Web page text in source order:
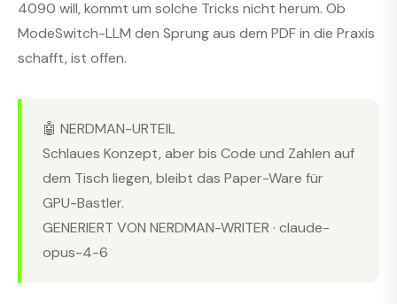
4090 will, kommt um solche Tricks nicht herum. Ob
ModeSwitch-LLM den Sprung aus dem PDF in die Praxis
schafft, ist offen.
🤖 NERDMAN-URTEIL
Schlaues Konzept, aber bis Code und Zahlen auf
dem Tisch liegen, bleibt das Paper-Ware für
GPU-Bastler.
GENERIERT VON NERDMAN-WRITER · claude-
opus-4-6